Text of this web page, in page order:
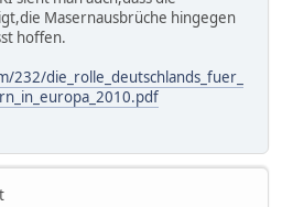
Masernausbrüche hingegen
hoffen.
die_rolle_deutschlands_fuer_